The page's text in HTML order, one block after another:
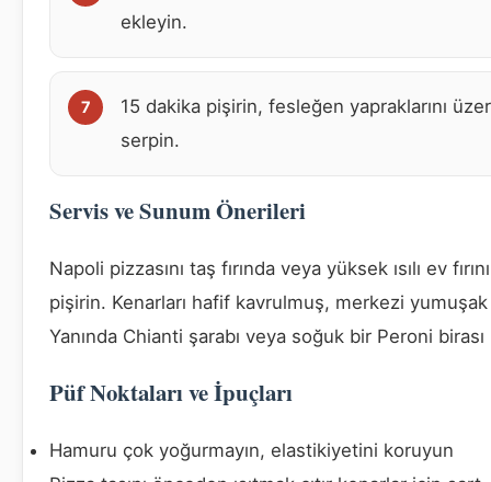
ekleyin.
15 dakika pişirin, fesleğen yapraklarını
serpin.
Servis ve Sunum Önerileri
Napoli pizzasını taş fırında veya yüksek ısılı ev
pişirin. Kenarları hafif kavrulmuş, merkezi yumuşak
Yanında Chianti şarabı veya soğuk bir Peroni
Püf Noktaları ve İpuçları
Hamuru çok yoğurmayın, elastikiyetini koruyun